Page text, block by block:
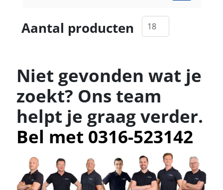
Aantal producten
Niet gevonden wat je
zoekt? Ons team
helpt je graag verder.
Bel met 0316-523142